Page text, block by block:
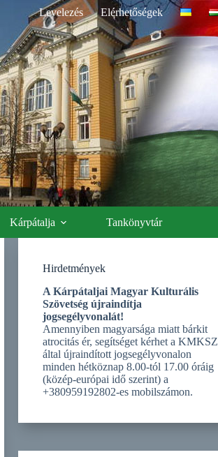
Levelezés Elérhetőségek
Kárpátalja Tankönyvtár
Hirdetmények
A Kárpátaljai Magyar Kulturális
Szövetség újraindítja
jogsegélyvonalát!
Amennyiben magyarsága miatt bárkit
atrocitás ér, segítséget kérhet a KMKSZ
által újraindított jogsegélyvonalon
minden hétköznap 8.00-tól 17.00 óráig
(közép-európai idő szerint) a
+380959192802-es mobilszámon.